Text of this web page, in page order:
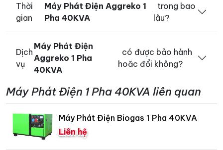
Thời
gian
Máy Phát Điện Aggreko 1
Pha 40KVA
trong bao
lâu?
Dịch
vụ
Máy Phát Điện
Aggreko 1 Pha
40KVA
có được bảo hành
hoăc đổi không?
Máy Phát Điện 1 Pha 40KVA liên quan
Máy Phát Điện Biogas 1 Pha 40KVA
Liên hệ